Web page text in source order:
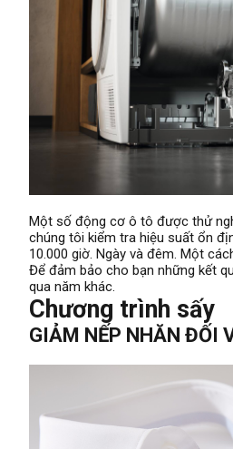
Một số động cơ ô tô được thử
chúng tôi kiểm tra hiệu suất ổn
10.000 giờ. Ngày và đêm. Một
Để đảm bảo cho bạn những kết
qua năm khác.
Chương trình sấy
GIẢM NẾP NHĂN ĐỐI